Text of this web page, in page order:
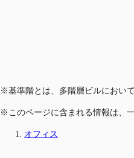
※基準階とは、多階層ビルにおい
※このページに含まれる情報は、
オフィス